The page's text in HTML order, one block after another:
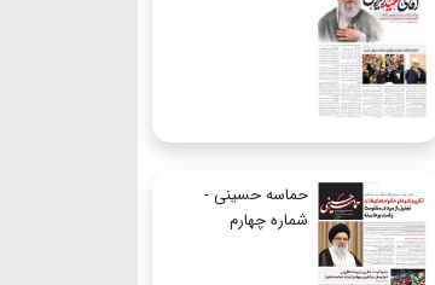
حماسه حسینی -
شماره چهارم